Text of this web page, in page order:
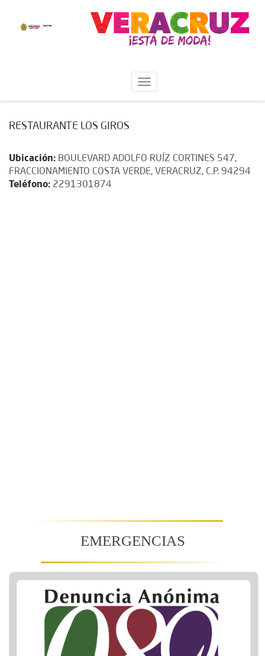
RESTAURANTE LOS GIROS
Ubicación: BOULEVARD ADOLFO RUÍZ CORTINES 547,
FRACCIONAMIENTO COSTA VERDE, VERACRUZ, C.P. 94294
Teléfono: 2291301874
EMERGENCIAS